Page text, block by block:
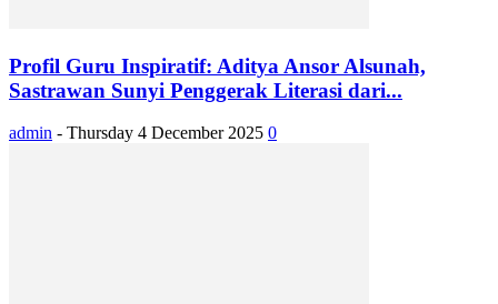
Profil Guru Inspiratif: Aditya Ansor Alsunah,
Sastrawan Sunyi Penggerak Literasi dari...
admin - Thursday 4 December 2025 0